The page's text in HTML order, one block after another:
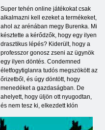
Super tehén online játékokat csak
alkalmazni kell ezeket a termékeket,
ahol az arénában megy Burenka. Mi
késztette a kérődzők, hogy egy ilyen
drasztikus lépés? Kiderült, hogy a
professzor gonosz zseni az ügynök
egy ilyen döntés. Condemned
életfogytiglanra tudós megszökött az
őrizetből, és úgy döntött, hogy
menedéket a gazdaságban. De
ahelyett, hogy üljön ott nyugodtan,
és nem tesz ki, elkezdett klón